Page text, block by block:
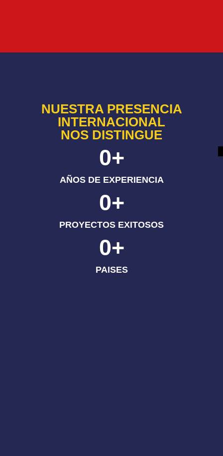
NUESTRA PRESENCIA
INTERNACIONAL
NOS DISTINGUE
AÑOS DE EXPERIENCIA
0+
PROYECTOS EXITOSOS
0+
PAISES
0+